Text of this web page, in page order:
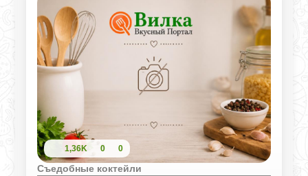
1,36K 0 0
Съедобные коктейли